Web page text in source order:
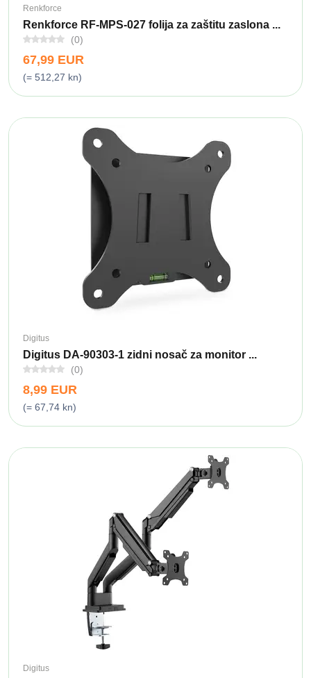
Renkforce
Renkforce RF-MPS-027 folija za zaštitu zaslona ...
(0)
67,99 EUR
(= 512,27 kn)
Digitus
Digitus DA-90303-1 zidni nosač za monitor ...
(0)
8,99 EUR
(= 67,74 kn)
Digitus